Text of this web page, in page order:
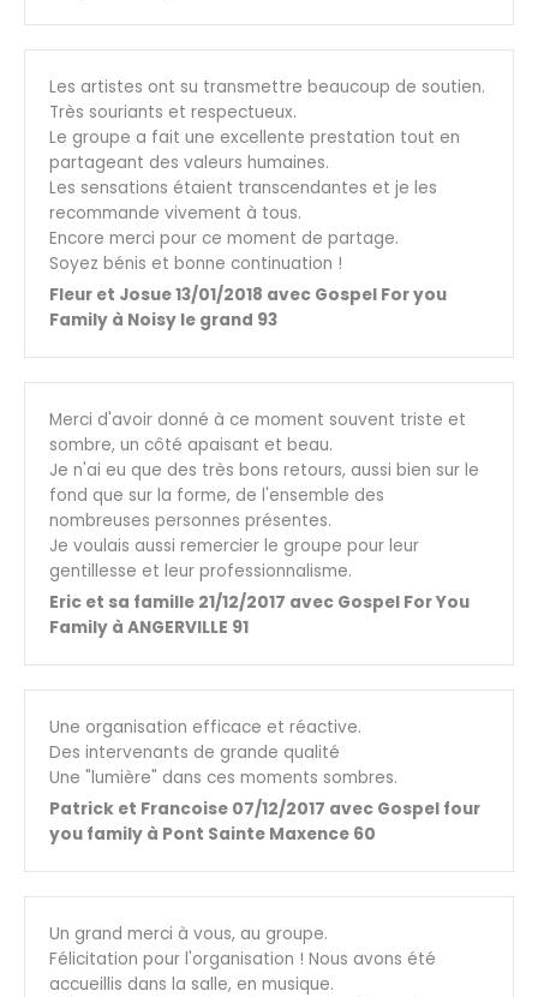
Les artistes ont su transmettre beaucoup de soutien.
Très souriants et respectueux.
Le groupe a fait une excellente prestation tout en
partageant des valeurs humaines.
Les sensations étaient transcendantes et je les
recommande vivement à tous.
Encore merci pour ce moment de partage.
Soyez bénis et bonne continuation !
Fleur et Josue 13/01/2018 avec Gospel For you
Family à Noisy le grand 93
Merci d'avoir donné à ce moment souvent triste et
sombre, un côté apaisant et beau.
Je n'ai eu que des très bons retours, aussi bien sur le
fond que sur la forme, de l'ensemble des
nombreuses personnes présentes.
Je voulais aussi remercier le groupe pour leur
gentillesse et leur professionnalisme.
Eric et sa famille 21/12/2017 avec Gospel For You
Family à ANGERVILLE 91
Une organisation efficace et réactive.
Des intervenants de grande qualité
Une "lumière" dans ces moments sombres.
Patrick et Francoise 07/12/2017 avec Gospel four
you family à Pont Sainte Maxence 60
Un grand merci à vous, au groupe.
Félicitation pour l'organisation ! Nous avons été
accueillis dans la salle, en musique.